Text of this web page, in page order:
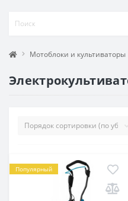
Мотоблоки и культиваторы
Популярный